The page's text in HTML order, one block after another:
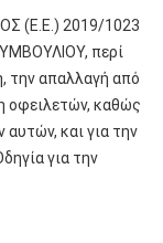
(Ε.Ε.) 2019/1023
περί
την απαλλαγή από
οφειλετών, καθώς
αυτών, και για την
για την